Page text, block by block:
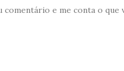
comentário e me conta o que